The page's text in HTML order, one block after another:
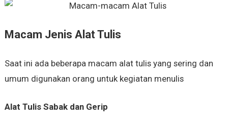
Macam Jenis Alat Tulis
Saat ini ada beberapa macam alat tulis yang sering dan
umum digunakan orang untuk kegiatan menulis
Alat Tulis Sabak dan Gerip